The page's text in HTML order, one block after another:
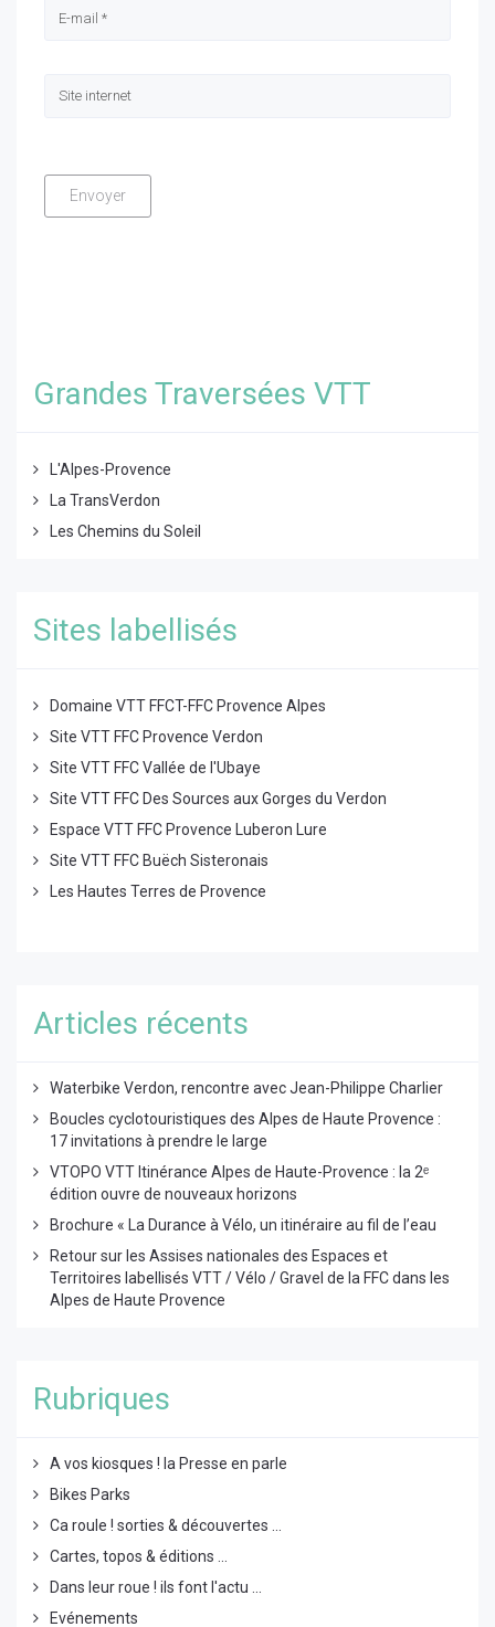
Grandes Traversées VTT
L'Alpes-Provence
La TransVerdon
Les Chemins du Soleil
Sites labellisés
Domaine VTT FFCT-FFC Provence Alpes
Site VTT FFC Provence Verdon
Site VTT FFC Vallée de l'Ubaye
Site VTT FFC Des Sources aux Gorges du Verdon
Espace VTT FFC Provence Luberon Lure
Site VTT FFC Buëch Sisteronais
Les Hautes Terres de Provence
Articles récents
Waterbike Verdon, rencontre avec Jean-Philippe Charlier
Boucles cyclotouristiques des Alpes de Haute Provence :
17 invitations à prendre le large
VTOPO VTT Itinérance Alpes de Haute-Provence : la 2ᵉ
édition ouvre de nouveaux horizons
Brochure « La Durance à Vélo, un itinéraire au fil de l’eau
Retour sur les Assises nationales des Espaces et
Territoires labellisés VTT / Vélo / Gravel de la FFC dans les
Alpes de Haute Provence
Rubriques
A vos kiosques ! la Presse en parle
Bikes Parks
Ca roule ! sorties & découvertes ...
Cartes, topos & éditions ...
Dans leur roue ! ils font l'actu ...
Evénements